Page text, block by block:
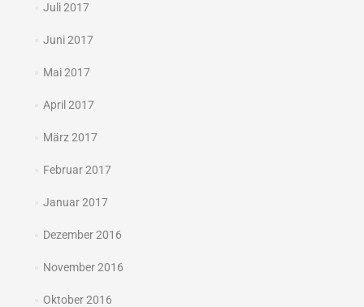
Juli 2017
Juni 2017
Mai 2017
April 2017
März 2017
Februar 2017
Januar 2017
Dezember 2016
November 2016
Oktober 2016